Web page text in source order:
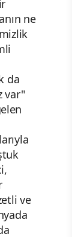
ne
da
var"
ve